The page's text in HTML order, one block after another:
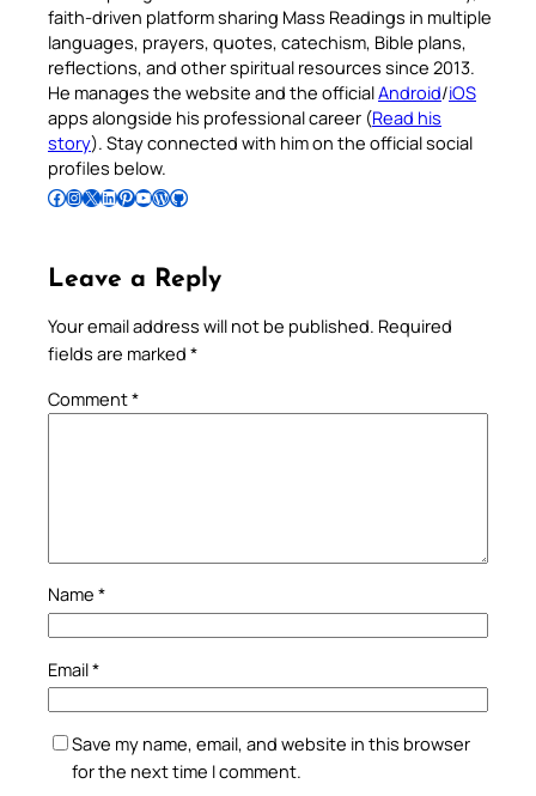
faith-driven platform sharing Mass Readings in multiple
languages, prayers, quotes, catechism, Bible plans,
reflections, and other spiritual resources since 2013.
He manages the website and the officialAndroid/iOS
apps alongside his professional career (Read his
story). Stay connected with him on the official social
profiles below.
Follow Pradeep on Facebook Follow Pradeep on InstagramFollow Pradeep on X Follow Pradeep on LinkedIn Follow Pradeep on Pinterest Subscribe to Pradeep’s Youtube Channel Follow Pradeep on WordPress Follow Pradeep on GitHub
Leave a Reply
Your email address will not be published. Required
fields are marked *
Comment*
Name *
Email*
Save my name, email, and website in this browser
for the next time I comment.